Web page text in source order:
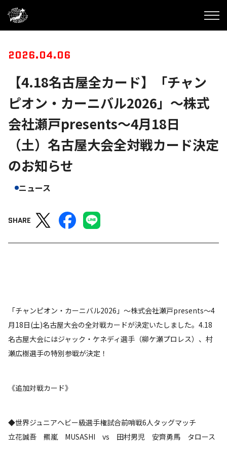
2026.04.06
【4.18名古屋全カード】「チャン
ピオン・カーニバル2026」～株式
会社瀬戸presents～4月18日
（土）名古屋大会全対戦カード決定
のお知らせ
ニュース
SHARE
「チャンピオン・カーニバル2026」～株式会社瀬戸presents～4
月18日(土)名古屋大会の全対戦カードが決定いたしました。4.18
名古屋大会にはジャック・ケネディ選手（柳ケ瀬プロレス）、村
瀬広樹選手の特別参戦が決定！
《追加対戦カード》
◆世界ジュニアヘビー級選手権試合前哨戦6人タッグマッチ
立花誠吾 羆嵐 MUSASHI vs 田村男児 安齊勇馬 タロース